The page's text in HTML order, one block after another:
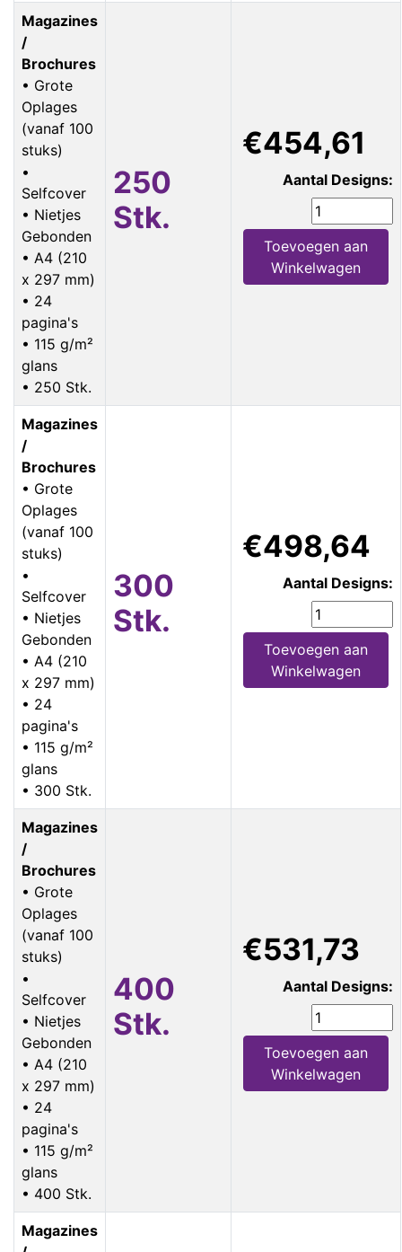
Magazines
/
Brochures
• Grote
Oplages
(vanaf 100
stuks)
•
Selfcover
• Nietjes
Gebonden
• A4 (210
x 297 mm)
• 24
pagina's
• 115 g/m²
glans
• 250 Stk.
250
Stk.
€454,61
Aantal Designs:
Toevoegen aan
Winkelwagen
Magazines
/
Brochures
• Grote
Oplages
(vanaf 100
stuks)
•
Selfcover
• Nietjes
Gebonden
• A4 (210
x 297 mm)
• 24
pagina's
• 115 g/m²
glans
• 300 Stk.
300
Stk.
€498,64
Aantal Designs:
Toevoegen aan
Winkelwagen
Magazines
/
Brochures
• Grote
Oplages
(vanaf 100
stuks)
•
Selfcover
• Nietjes
Gebonden
• A4 (210
x 297 mm)
• 24
pagina's
• 115 g/m²
glans
• 400 Stk.
400
Stk.
€531,73
Aantal Designs:
Toevoegen aan
Winkelwagen
Magazines